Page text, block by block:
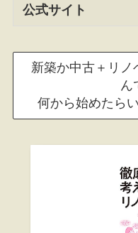
公式サイト
新築か中古＋リノ
ん
何から始めたら